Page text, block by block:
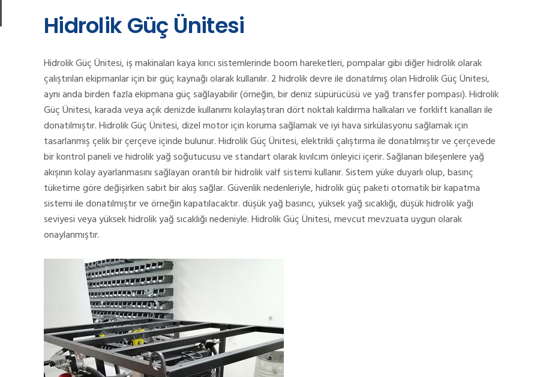
Hidrolik Güç Ünitesi
Hidrolik Güç Ünitesi, iş makinaları kaya kırıcı sistemlerinde boom hareketleri, pompalar gibi diğer hidrolik olarak
çalıştırılan ekipmanlar için bir güç kaynağı olarak kullanılır. 2 hidrolik devre ile donatılmış olan Hidrolik Güç Ünitesi,
aynı anda birden fazla ekipmana güç sağlayabilir (örneğin, bir deniz süpürücüsü ve yağ transfer pompası). Hidrolik
Güç Ünitesi, karada veya açık denizde kullanımı kolaylaştıran dört noktalı kaldırma halkaları ve forklift kanalları ile
donatılmıştır. Hidrolik Güç Ünitesi, dizel motor için koruma sağlamak ve iyi hava sirkülasyonu sağlamak için
tasarlanmış çelik bir çerçeve içinde bulunur. Hidrolik Güç Ünitesi, elektrikli çalıştırma ile donatılmıştır ve çerçevede
bir kontrol paneli ve hidrolik yağ soğutucusu ve standart olarak kıvılcım önleyici içerir. Sağlanan bileşenlere yağ
akışının kolay ayarlanmasını sağlayan orantılı bir hidrolik valf sistemi kullanır. Sistem yüke duyarlı olup, basınç
tüketime göre değişirken sabit bir akış sağlar. Güvenlik nedenleriyle, hidrolik güç paketi otomatik bir kapatma
sistemi ile donatılmıştır ve örneğin kapatılacaktır. düşük yağ basıncı, yüksek yağ sıcaklığı, düşük hidrolik yağı
seviyesi veya yüksek hidrolik yağ sıcaklığı nedeniyle. Hidrolik Güç Ünitesi, mevcut mevzuata uygun olarak
onaylanmıştır.